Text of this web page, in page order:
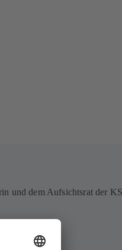
und dem Aufsichtsrat der